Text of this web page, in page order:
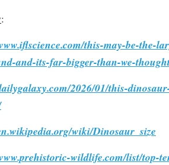
:
this-may-be-the-
and-its-far-bigger-than-we-
2026/01/this-
wiki/Dinosaur_size
wildlife.com/list/top-